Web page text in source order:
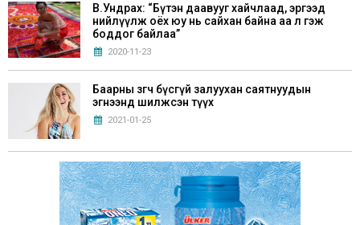
В.Ундрах: “Бүтэн даавууг хайчлаад, эргээд
нийлүүлж оёх юу нь сайхан байна аа л гэж
боддог байлаа”
2020-11-23
Баарны зөөгч бүсгүй залуухан саятнуудын
эгнээнд шилжсэн түүх
2021-01-25
Г.Билгүүдэй: “Хүүхдүүддээ Монгол аман
зохиол, үлгэрүүдийг маш сайн уншуулах
хэрэгтэй”
2021-05-28